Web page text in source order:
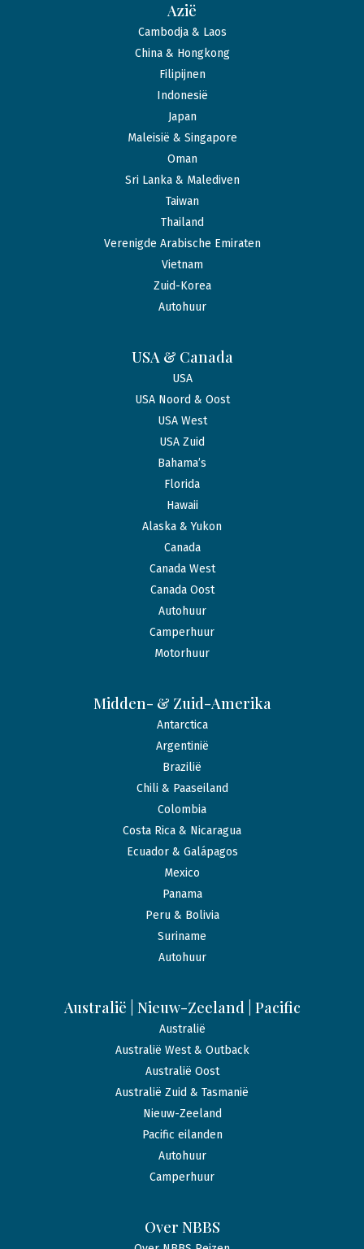
Azië
Cambodja & Laos
China & Hongkong
Filipijnen
Indonesië
Japan
Maleisië & Singapore
Oman
Sri Lanka & Malediven
Taiwan
Thailand
Verenigde Arabische Emiraten
Vietnam
Zuid-Korea
Autohuur
USA & Canada
USA
USA Noord & Oost
USA West
USA Zuid
Bahama’s
Florida
Hawaii
Alaska & Yukon
Canada
Canada West
Canada Oost
Autohuur
Camperhuur
Motorhuur
Midden- & Zuid-Amerika
Antarctica
Argentinië
Brazilië
Chili & Paaseiland
Colombia
Costa Rica & Nicaragua
Ecuador & Galápagos
Mexico
Panama
Peru & Bolivia
Suriname
Autohuur
Australië | Nieuw-Zeeland | Pacific
Australië
Australië West & Outback
Australië Oost
Australië Zuid & Tasmanië
Nieuw-Zeeland
Pacific eilanden
Autohuur
Camperhuur
Over NBBS